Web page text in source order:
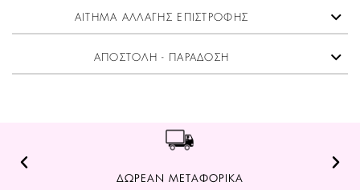
ΑΙΤΗΜΑ ΑΛΛΑΓΗΣ ΕΠΙΣΤΡΟΦΗΣ
ΑΠΟΣΤΟΛΗ - ΠΑΡΑΔΟΣΗ
ΔΩΡΕΑΝ ΜΕΤΑΦΟΡΙΚΑ